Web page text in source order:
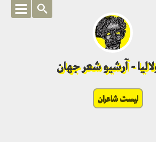
- آرشیو شعر جهان
لیست شاعران